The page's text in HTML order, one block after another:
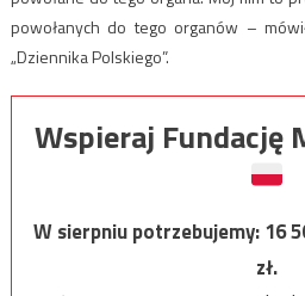
powołanych do tego organów –
„Dziennika Polskiego”.
Wspieraj Fundację
W sierpniu potrzebujemy:16
zł.